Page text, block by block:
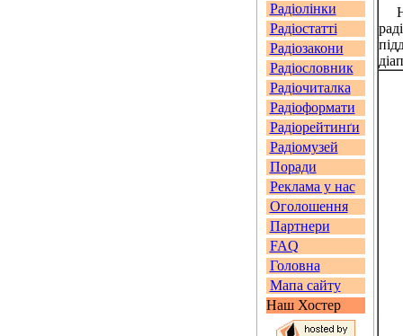
Радіолінки
Радіостатті
Радіозакони
Радіословник
Радіочиталка
Радіоформати
Радіорейтинґи
Радіомузей
Поради
Реклама у нас
Оголошення
Партнери
FAQ
Головна
Мапа сайту
Наш Хостер